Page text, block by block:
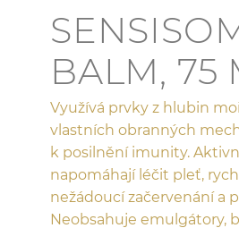
BALM, 75
Využívá prvky z hlubin
vlastních obranných
k posilnění imunity.
napomáhají léčit pleť,
nežádoucí začervenání a
Neobsahuje emulgátory,